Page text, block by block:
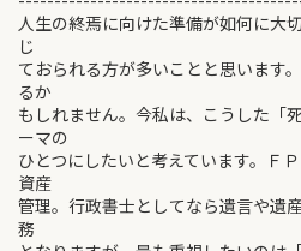
人生の終焉に向けた準備が如何に大
じ
ておられる方が多いことと思います
るか
もしれません。今私は、こうした「
ーマの
ひとつにしたいと考えています。Ｆ
資産
管理。行政書士としてなら遺言や遺
務